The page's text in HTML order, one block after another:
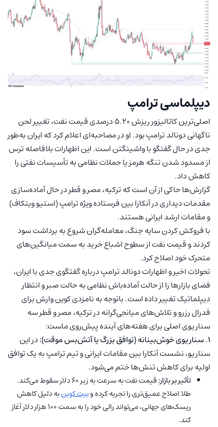
دیپلماسی ترامپ
اصلی‌ترین کاتالیزور ریزش ۵.۲۰ درصدی قیمت نفت، تغییر لحن
ناگهانی دونالد ترامپ بود. او در مصاحبه‌ای اعلام کرد که ایران به‌طور
جدی در حال گفتگو با واشینگتن است. این اظهارات بلافاصله ترس
از مسدود شدن تنگه هرمز یا حملات نظامی به تأسیسات نفتی را
کاهش داد.
گزارش‌ها حاکی از آن است که ترکیه، مصر و قطر در حال آماده‌سازی
مقدمات دیداری در آنکارا بین فرستاده ویژه ترامپ (استیو ویتکاف)
و مقامات ارشد ایرانی هستند.
با فروکش کردن سایه جنگ، معامله‌گران شروع به برداشت سود
کردند و قیمت نفت از سطوح اشباع خرید به سمت میانگین‌های
متحرک خود اصلاح کرد.
تحولات اخیر و اظهارات دونالد ترامپ درباره گفتگوی جدی با ایران،
فضای بازارها را از حالت آماده‌باش نظامی به حالت صبر و انتظار
دیپلماتیک تغییر داده است. باتوجه‌ به نامزدی کوین وارش برای
فدرال رزرو و تلاش‌های میانجی‌گرانه در ترکیه، مصر و قطر سه
سناریوی اصلی برای هفته‌های آینده پیش‌روی ماست:
۱. سناریوی خوش‌بینانه (توافق بزرگ یا آتش‌بس موقت):
در این
سناریو، نشست آنکارا بین مقامات ایرانی و تیم ترامپ به یک توافق
اولیه برای کاهش تنش‌ها ختم می‌شود.
تأثیر بر بازار:
قیمت نفت به سرعت به زیر ۶۰ دلار سقوط می‌کند.
طلا اصلاح عمیق‌تری را تجربه کرده وبیت کوینبه دلیل کاهش
ریسک‌های جهانی، می‌تواند رالی خود را به سمت ۱۰۰ هزار دلار آغاز
کند.